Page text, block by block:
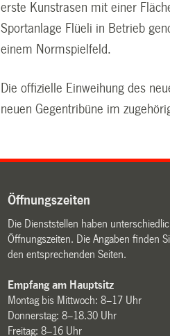
erste Kunstrasen mit einer
Sportanlage Flüeli in Betrieb
einem Normspielfeld.
Die offizielle Einweihung des
neuen Gegentribüne im
Öffnungszeiten
Die Dienststellen haben
Öffnungszeiten. Die Angaben finden
den entsprechenden Seiten.
Empfang am Hauptsitz
Montag bis Mittwoch: 8–17 Uhr
Donnerstag: 8–18.30 Uhr
Freitag: 8–16 Uhr